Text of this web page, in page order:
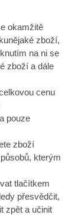
okamžitě
zboží,
na ni se
zboží a dále
cenu
pouze
zboží
kterým
tlačítkem
přesvědčit,
zpět a učinit